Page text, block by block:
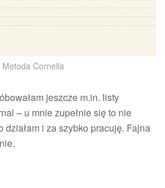
Metoda Cornella
jeszcze m.in. listy
– u mnie zupełnie się to nie
działam i za szybko pracuję. Fajna